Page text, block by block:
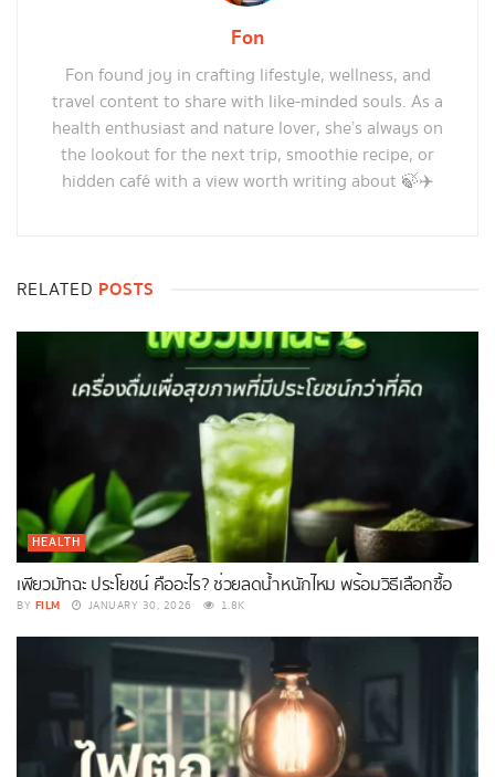
Fon
Fon found joy in crafting lifestyle, wellness, and
travel content to share with like-minded souls. As a
health enthusiast and nature lover, she’s always on
the lookout for the next trip, smoothie recipe, or
hidden café with a view worth writing about 🍃✈️
RELATED POSTS
HEALTH
เพียวมัทฉะ ประโยชน์ คืออะไร? ช่วยลดน้ำหนักไหม พร้อมวิธีเลือกซื้อ
BY FILM JANUARY 30, 2026 1.8K